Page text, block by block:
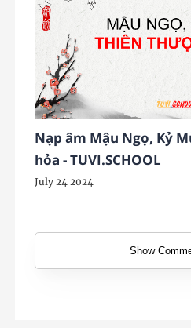
Nạp âm Mậu Ngọ, Kỷ
hỏa - TUVI.SCHOOL
July 24 2024
Show